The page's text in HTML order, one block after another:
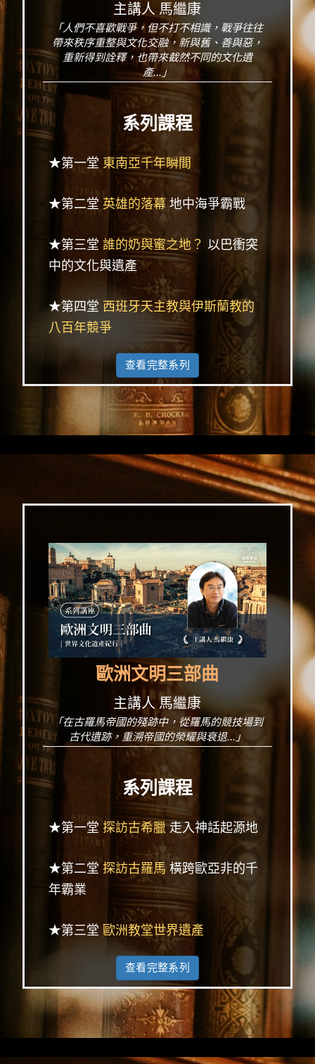
主講人 馬繼康
「人們不喜歡戰爭，但不打不相識，戰爭往往
帶來秩序重整與文化交融，新與舊、善與惡，
重新得到詮釋，也帶來截然不同的文化遺
產...」
系列課程
★第一堂 東南亞千年瞬間
★第二堂 英雄的落幕地中海爭霸戰
★第三堂 誰的奶與蜜之地？ 以巴衝突
中的文化與遺產
★第四堂 西班牙天主教與伊斯蘭教的
八百年競爭
查看完整系列
歐洲文明三部曲
主講人 馬繼康
「在古羅馬帝國的殘跡中，從羅馬的競技場到
古代遺跡，重溯帝國的榮耀與衰退...」
系列課程
★第一堂 探訪古希臘走入神話起源地
★第二堂 探訪古羅馬橫跨歐亞非的千
年霸業
★第三堂 歐洲教堂世界遺產
查看完整系列